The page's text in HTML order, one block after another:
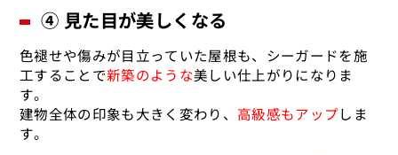
④ 見た目が美しくなる
色褪せや傷みが目立っていた屋根も、シーガードを施
工することで新築のような美しい仕上がりになりま
す。
建物全体の印象も大きく変わり、 高級感もアップしま
す。